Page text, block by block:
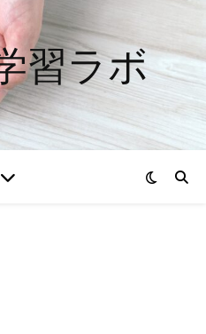
習ラボ